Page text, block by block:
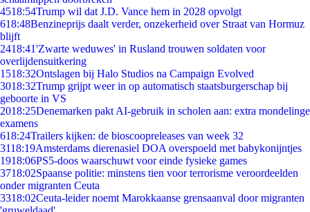
4518:54Trump wil dat J.D. Vance hem in 2028 opvolgt
618:48Benzineprijs daalt verder, onzekerheid over Straat van Hormuz
blijft
2418:41'Zwarte weduwes' in Rusland trouwen soldaten voor
overlijdensuitkering
1518:32Ontslagen bij Halo Studios na Campaign Evolved
3018:32Trump grijpt weer in op automatisch staatsburgerschap bij
geboorte in VS
2018:25Denemarken pakt AI-gebruik in scholen aan: extra mondelinge
examens
618:24Trailers kijken: de bioscoopreleases van week 32
3118:19Amsterdams dierenasiel DOA overspoeld met babykonijntjes
1918:06PS5-doos waarschuwt voor einde fysieke games
3718:02Spaanse politie: minstens tien voor terrorisme veroordeelden
onder migranten Ceuta
3318:02Ceuta-leider noemt Marokkaanse grensaanval door migranten